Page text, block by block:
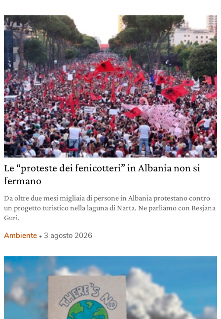
Le “proteste dei fenicotteri” in Albania non si
fermano
Da oltre due mesi migliaia di persone in Albania protestano contro
un progetto turistico nella laguna di Narta. Ne parliamo con Besjana
Guri.
Ambiente 3 agosto 2026